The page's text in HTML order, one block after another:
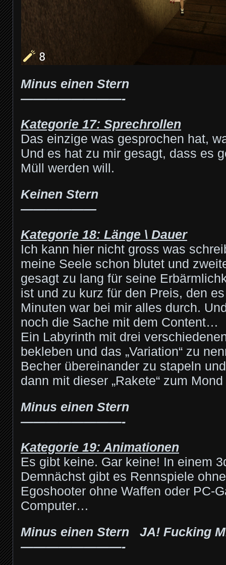
Minus einen Stern
————————-
Kategorie 17: Sprechrollen
Das einzige was gesprochen hat,
Und es hat zu mir gesagt, dass es
Müll werden will.
Keinen Stern
——————
Kategorie 18: Länge \ Dauer
Ich kann hier nicht gross was
meine Seele schon blutet und
gesagt zu lang für seine
ist und zu kurz für den Preis, den
Minuten war bei mir alles durch.
noch die Sache mit dem Content…
Ein Labyrinth mit drei
bekleben und das „Variation“ zu
Becher übereinander zu stapeln
dann mit dieser „Rakete“ zum
Minus einen Stern
————————-
Kategorie 19: Animationen
Es gibt keine. Gar keine! In einem
Demnächst gibt es Rennspiele
Egoshooter ohne Waffen oder PC-
Computer…
Minus einen Stern JA! Fucking
————————-